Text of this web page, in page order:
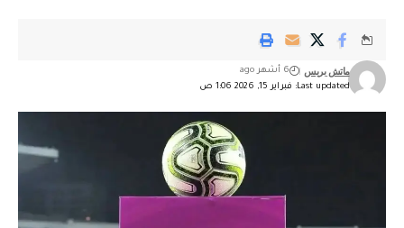
Last updated: فبراير 15, 2026 1:06 ص
ماتش بريس 6 أشهر ago